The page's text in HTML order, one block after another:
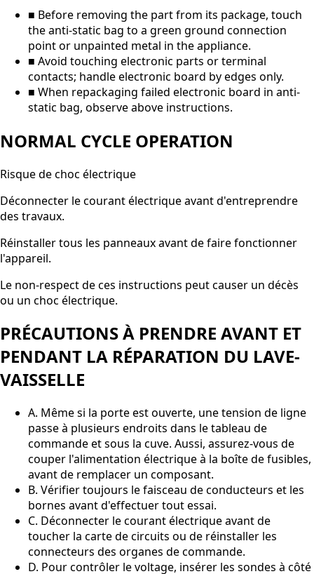
■ Before removing the part from its package, touch
the anti-static bag to a green ground connection
point or unpainted metal in the appliance.
■ Avoid touching electronic parts or terminal
contacts; handle electronic board by edges only.
■ When repackaging failed electronic board in anti-
static bag, observe above instructions.
NORMAL CYCLE OPERATION
Risque de choc électrique
Déconnecter le courant électrique avant d'entreprendre
des travaux.
Réinstaller tous les panneaux avant de faire fonctionner
l'appareil.
Le non-respect de ces instructions peut causer un décès
ou un choc électrique.
PRÉCAUTIONS À PRENDRE AVANT ET
PENDANT LA RÉPARATION DU LAVE-
VAISSELLE
A. Même si la porte est ouverte, une tension de ligne
passe à plusieurs endroits dans le tableau de
commande et sous la cuve. Aussi, assurez-vous de
couper l'alimentation électrique à la boîte de fusibles,
avant de remplacer un composant.
B. Vérifier toujours le faisceau de conducteurs et les
bornes avant d'effectuer tout essai.
C. Déconnecter le courant électrique avant de
toucher la carte de circuits ou de réinstaller les
connecteurs des organes de commande.
D. Pour contrôler le voltage, insérer les sondes à côté